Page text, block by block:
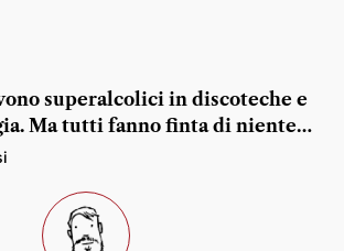
superalcolici in discoteche e
Ma tutti fanno finta di niente…